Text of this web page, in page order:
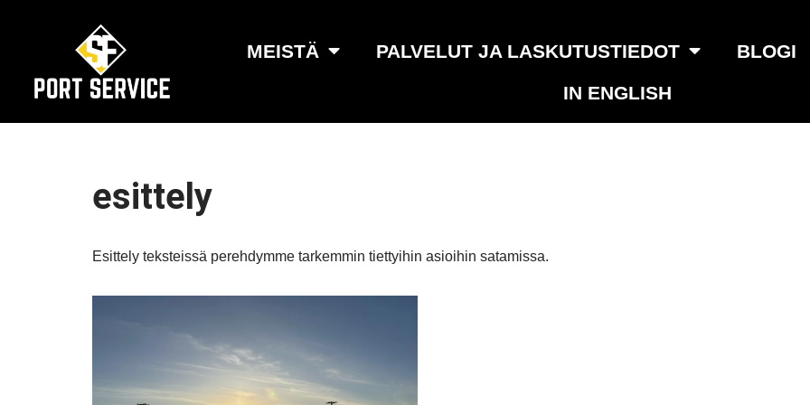
suoraan
sisältöön
MEISTÄ PALVELUT JA LASKUTUSTIEDOT BLOGI
IN ENGLISH
esittely
Esittely teksteissä perehdymme tarkemmin tiettyihin asioihin satamissa.